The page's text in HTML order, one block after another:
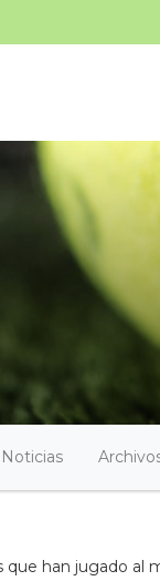
Noticias
han jugado al